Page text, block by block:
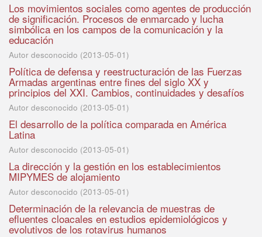
Los movimientos sociales como agentes de producción
de significación. Procesos de enmarcado y lucha
simbólica en los campos de la comunicación y la
educación
Autor desconocido (2013-05-01)
Política de defensa y reestructuración de las Fuerzas
Armadas argentinas entre fines del siglo XX y
principios del XXI. Cambios, continuidades y desafíos
Autor desconocido (2013-05-01)
El desarrollo de la política comparada en América
Latina
Autor desconocido (2013-05-01)
La dirección y la gestión en los establecimientos
MIPYMES de alojamiento
Autor desconocido (2013-05-01)
Determinación de la relevancia de muestras de
efluentes cloacales en estudios epidemiológicos y
evolutivos de los rotavirus humanos